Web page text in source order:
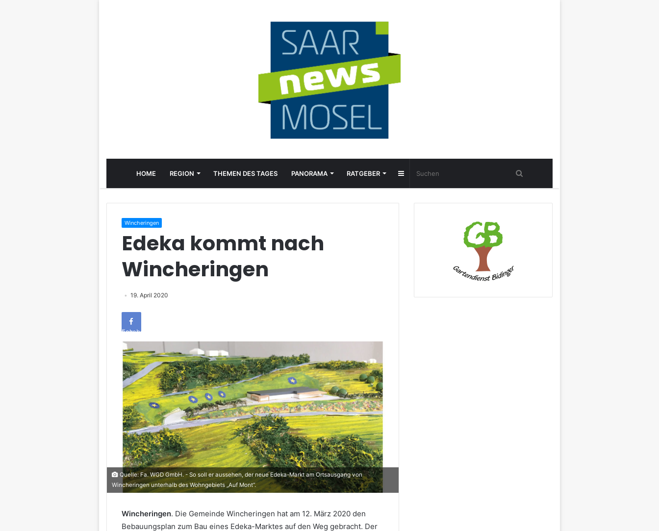
HOME REGION THEMEN DES TAGES PANORAMA RATGEBER Sidebar
Wincheringen
Edeka kommt nach
Wincheringen
19. April 2020
Facebook
Quelle: Fa. WGD GmbH. - So soll er aussehen, der neue Edeka-Markt am Ortsausgang von
Wincheringen unterhalb des Wohngebiets „Auf Mont“.
Wincheringen. Die Gemeinde Wincheringen hat am 12. März 2020 den
Bebauungsplan zum Bau eines Edeka-Marktes auf den Weg gebracht. Der